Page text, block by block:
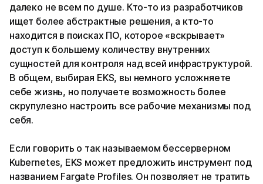
далеко не всем по душе. Кто-то из разработчиков
ищет более абстрактные решения, а кто-то
находится в поисках ПО, которое «вскрывает»
доступ к большему количеству внутренних
сущностей для контроля над всей инфраструктурой.
В общем, выбирая EKS, вы немного усложняете
себе жизнь, но получаете возможность более
скрупулезно настроить все рабочие механизмы под
себя.
Если говорить о так называемом бессерверном
Kubernetes, EKS может предложить инструмент под
названием Fargate Profiles. Он позволяет не тратить